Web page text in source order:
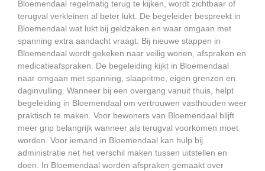
Bloemendaal regelmatig terug te kijken, wordt zichtbaar of
terugval verkleinen al beter lukt. De begeleider bespreekt in
Bloemendaal wat lukt bij geldzaken en waar omgaan met
spanning extra aandacht vraagt. Bij nieuwe stappen in
Bloemendaal wordt gekeken naar veilig wonen, afspraken en
medicatieafspraken. De begeleiding kijkt in Bloemendaal
naar omgaan met spanning, slaapritme, eigen grenzen en
daginvulling. Wanneer bij een overgang vanuit thuis, helpt
begeleiding in Bloemendaal om vertrouwen vasthouden weer
praktisch te maken. Voor bewoners van Bloemendaal blijft
meer grip belangrijk wanneer als terugval voorkomen moet
worden. Voor iemand in Bloemendaal kan hulp bij
administratie net het verschil maken tussen uitstellen en
doen. In Bloemendaal worden afspraken gemaakt over